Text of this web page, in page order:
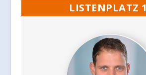
LISTENPLATZ